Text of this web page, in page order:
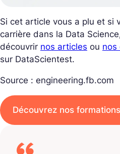
Si cet article vous a plu et si
carrière dans la Data
découvrir nos articles ou nos
sur DataScientest.
Source : engineering.fb.com
Découvrez nos